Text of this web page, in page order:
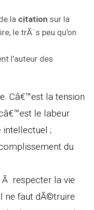
la citation sur la
le trÃ¨s peu qu'on
l'auteur des
Câ€™est la tension
le labeur
intellectuel ;
du
Ã respecter la vie
ne faut dÃ©truire